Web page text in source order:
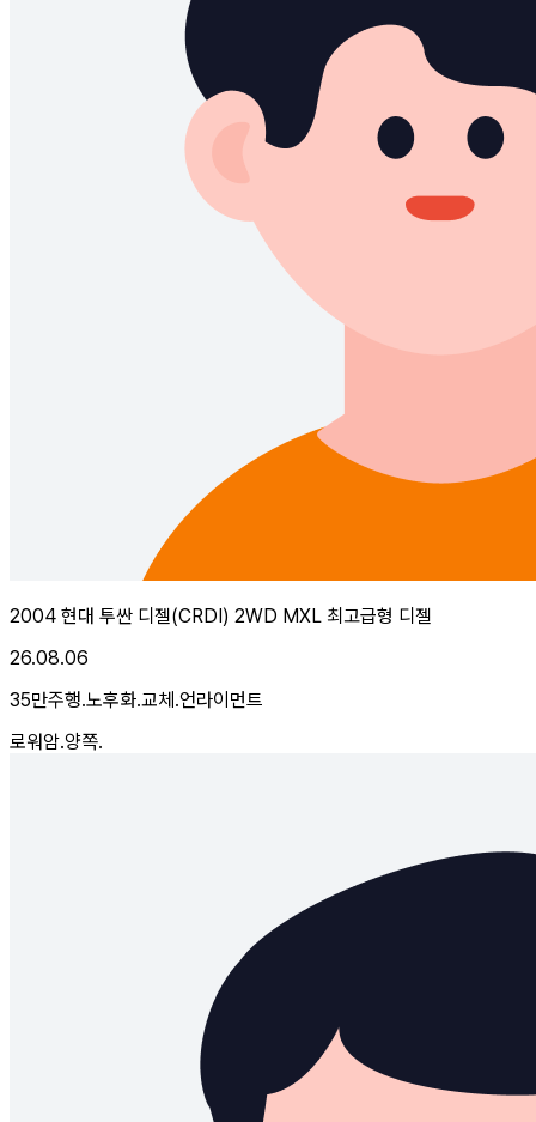
2004 현대 투싼 디젤(CRDI) 2WD MXL 최고급형 디젤
26.08.06
35만주행.노후화.교체.언라이먼트
로워암.양쪽.